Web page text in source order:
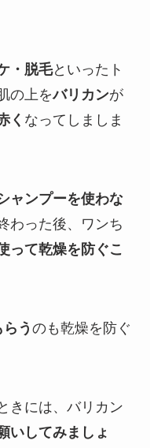
・脱毛といったト
の上をバリカンが
く なってしましま
ャンプーを使わな
わった後、ワンち
って乾燥を防ぐこ
う のも乾燥を防ぐ
きには、バリカン
いしてみましょ